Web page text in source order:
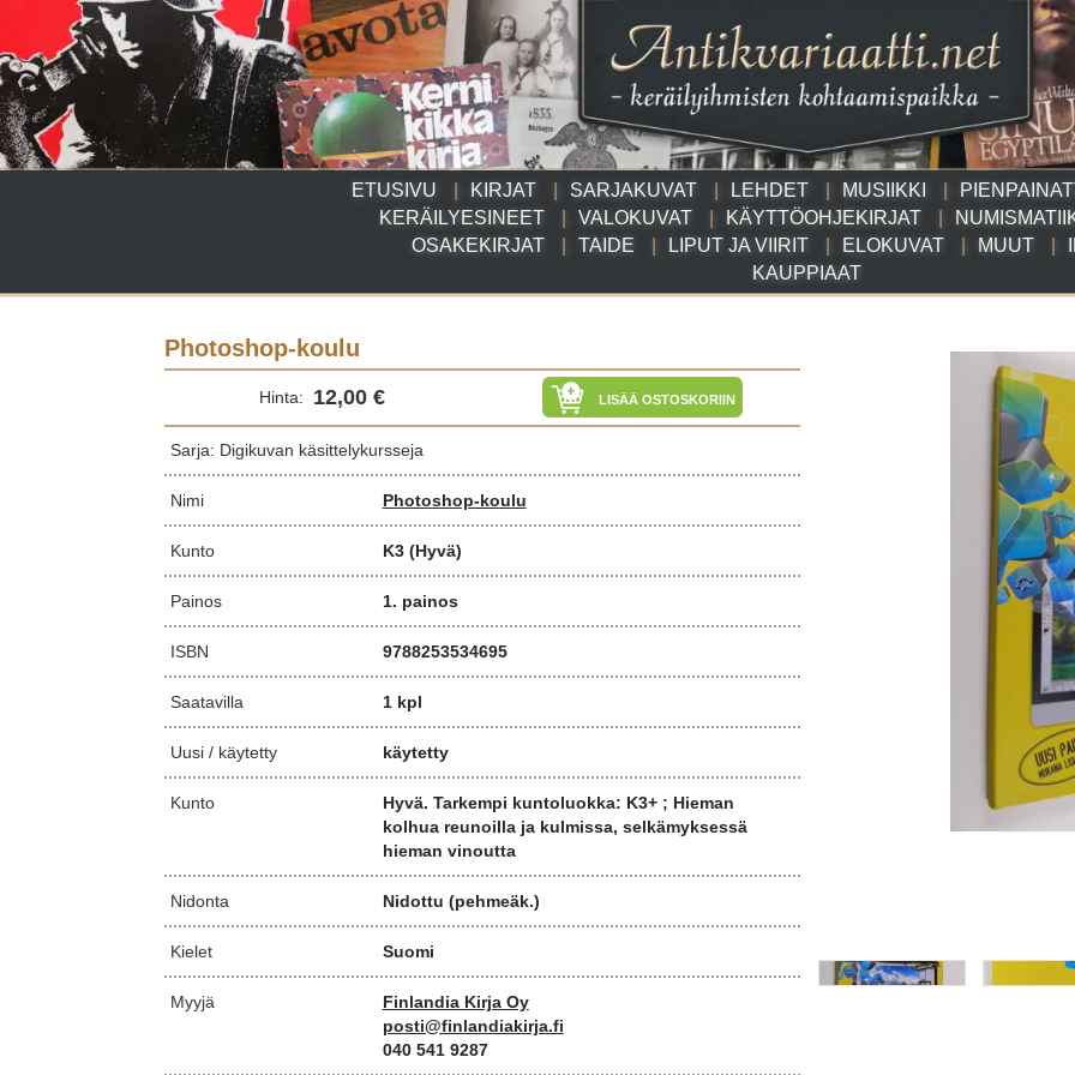
ETUSIVU KIRJAT SARJAKUVAT LEHDET MUSIIKKI
KERÄILYESINEET
VALOKUVAT KÄYTTÖOHJEKIRJAT
OSAKEKIRJAT
TAIDE LIPUT JA VIIRIT ELOKUVAT MUUT
KAUPPIAAT
Photoshop-koulu
Hinta: 12,00 € LISÄÄ OSTOSKORIIN
Sarja: Digikuvan käsittelykursseja
Nimi Photoshop-koulu
Kunto K3 (Hyvä)
Painos 1. painos
ISBN 9788253534695
Saatavilla 1 kpl
Uusi / käytetty käytetty
Kunto
Hyvä. Tarkempi kuntoluokka: K3+ ; Hieman
kolhua reunoilla ja kulmissa, selkämyksessä
hieman vinoutta
Nidonta Nidottu (pehmeäk.)
Kielet Suomi
Myyjä
Finlandia Kirja Oy
posti@finlandiakirja.fi
040 541 9287